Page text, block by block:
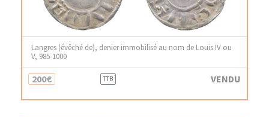
Langres (évêché de), denier immobilisé au nom de Louis IV ou
V, 985-1000
200€ TTB VENDU